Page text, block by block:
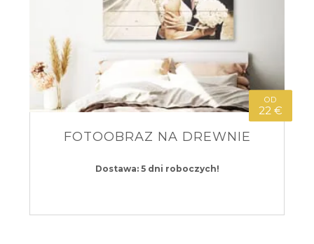
OD
22 €
FOTOOBRAZ NA DREWNIE
Dostawa: 5 dni roboczych!